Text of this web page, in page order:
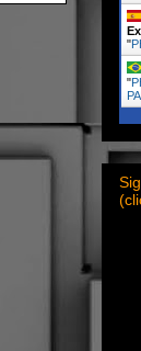
"
"